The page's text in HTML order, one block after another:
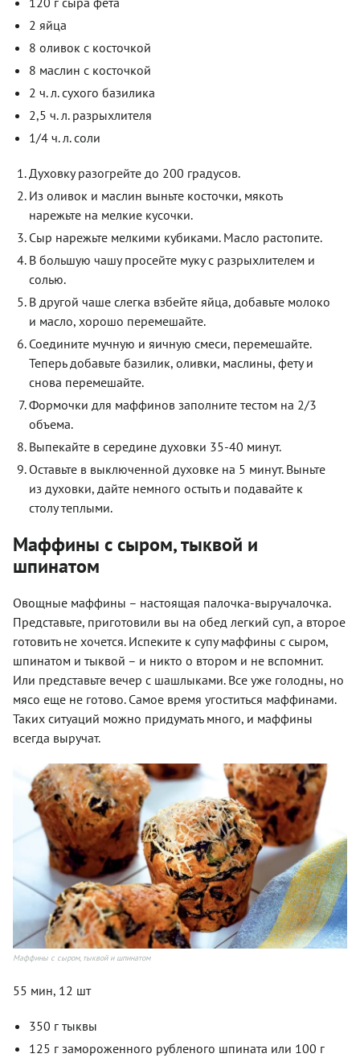
2 яйца
8 оливок с косточкой
8 маслин с косточкой
2 ч. л. сухого базилика
2,5 ч. л. разрыхлителя
1/4 ч. л. соли
Духовку разогрейте до 200 градусов.
Из оливок и маслин выньте косточки, мякоть
нарежьте на мелкие кусочки.
Сыр нарежьте мелкими кубиками. Масло растопите.
В большую чашу просейте муку с разрыхлителем и
солью.
В другой чаше слегка взбейте яйца, добавьте молоко
и масло, хорошо перемешайте.
Соедините мучную и яичную смеси, перемешайте.
Теперь добавьте базилик, оливки, маслины, фету и
снова перемешайте.
Формочки для маффинов заполните тестом на 2/3
объема.
Выпекайте в середине духовки 35-40 минут.
Оставьте в выключенной духовке на 5 минут. Выньте
из духовки, дайте немного остыть и подавайте к
столу теплыми.
Маффины с сыром, тыквой и
шпинатом
Овощные маффины – настоящая палочка-выручалочка.
Представьте, приготовили вы на обед легкий суп, а второе
готовить не хочется. Испеките к супу маффины с сыром,
шпинатом и тыквой – и никто о втором и не вспомнит.
Или представьте вечер с шашлыками. Все уже голодны, но
мясо еще не готово. Самое время угоститься маффинами.
Таких ситуаций можно придумать много, и маффины
всегда выручат.
Маффины с сыром, тыквой и шпинатом
55 мин, 12 шт
350 г тыквы
125 г замороженного рубленого шпината или 100 г